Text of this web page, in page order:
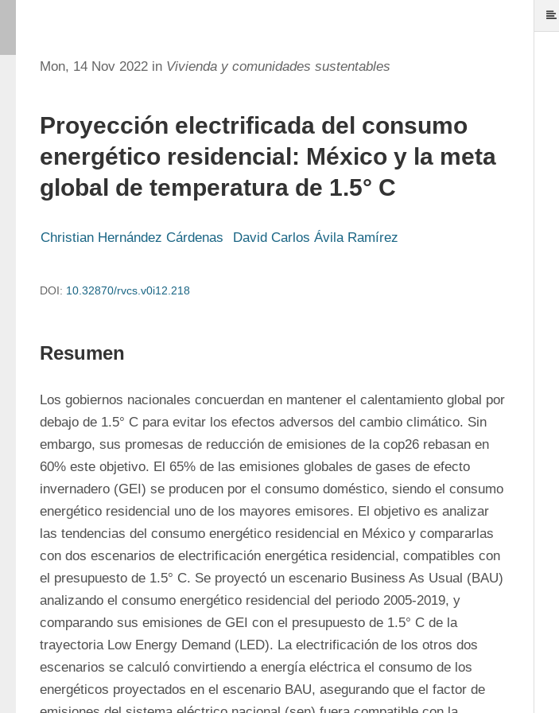
Mon, 14 Nov 2022 in Vivienda y comunidades sustentables
Proyección electrificada del consumo
energético residencial: México y la meta
global de temperatura de 1.5° C
Christian Hernández Cárdenas David Carlos Ávila Ramírez
DOI: 10.32870/rvcs.v0i12.218
Resumen
Los gobiernos nacionales concuerdan en mantener el calentamiento global por
debajo de 1.5° C para evitar los efectos adversos del cambio climático. Sin
embargo, sus promesas de reducción de emisiones de la cop26 rebasan en
60% este objetivo. El 65% de las emisiones globales de gases de efecto
invernadero (GEI) se producen por el consumo doméstico, siendo el consumo
energético residencial uno de los mayores emisores. El objetivo es analizar
las tendencias del consumo energético residencial en México y compararlas
con dos escenarios de electrificación energética residencial, compatibles con
el presupuesto de 1.5° C. Se proyectó un escenario Business As Usual (BAU)
analizando el consumo energético residencial del periodo 2005-2019, y
comparando sus emisiones de GEI con el presupuesto de 1.5° C de la
trayectoria Low Energy Demand (LED). La electrificación de los otros dos
escenarios se calculó convirtiendo a energía eléctrica el consumo de los
energéticos proyectados en el escenario BAU, asegurando que el factor de